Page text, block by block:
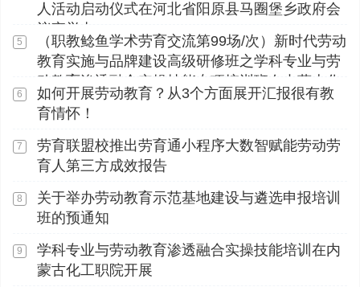
人活动启动仪式在河北省阳原县马圈堡乡政府会
议室举办
5
（职教鲶鱼学术劳育交流第99场/次）新时代劳动
教育实施与品牌建设高级研修班之学科专业与劳
动教育渗透融合实操技能专项培训班在内蒙古化
工职业学院顺利开展
6
如何开展劳动教育？从3个方面展开汇报很有教
育情怀！
7
劳育联盟校推出劳育通小程序大数智赋能劳动劳
育人第三方成效报告
8
关于举办劳动教育示范基地建设与遴选申报培训
班的预通知
9
学科专业与劳动教育渗透融合实操技能培训在内
蒙古化工职院开展